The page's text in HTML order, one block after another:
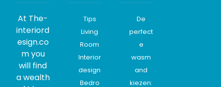
At The-
interiord
esign.co
m you
will find
a wealth
Tips
Living
Room
Interior
design
Bedro
De
perfect
e
wasm
and
kiezen: